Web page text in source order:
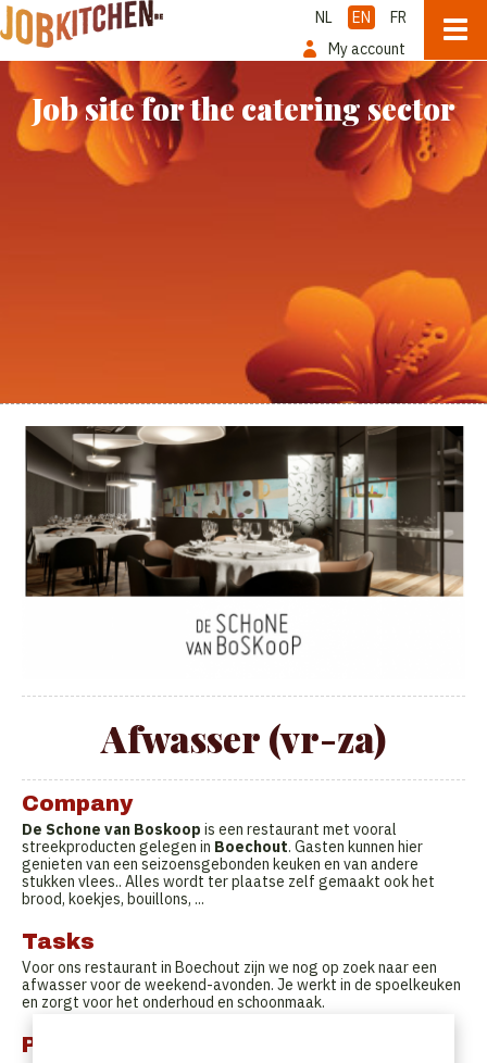
NL EN
FR
My account
Job site for the catering sector
Afwasser (vr-za)
Company
De Schone van Boskoop is een restaurant met vooral
streekproducten gelegen in Boechout. Gasten kunnen hier
genieten van een seizoensgebonden keuken en van andere
stukken vlees.. Alles wordt ter plaatse zelf gemaakt ook het
brood, koekjes, bouillons, ...
Tasks
Voor ons restaurant in Boechout zijn we nog op zoek naar een
afwasser voor de weekend-avonden. Je werkt in de spoelkeuken
en zorgt voor het onderhoud en schoonmaak.
Profile